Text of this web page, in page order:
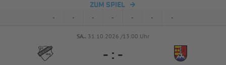
ZUM SPIEL
- - - - - - -
SA.. 31.10.2026 /13:00 Uhr
- : -